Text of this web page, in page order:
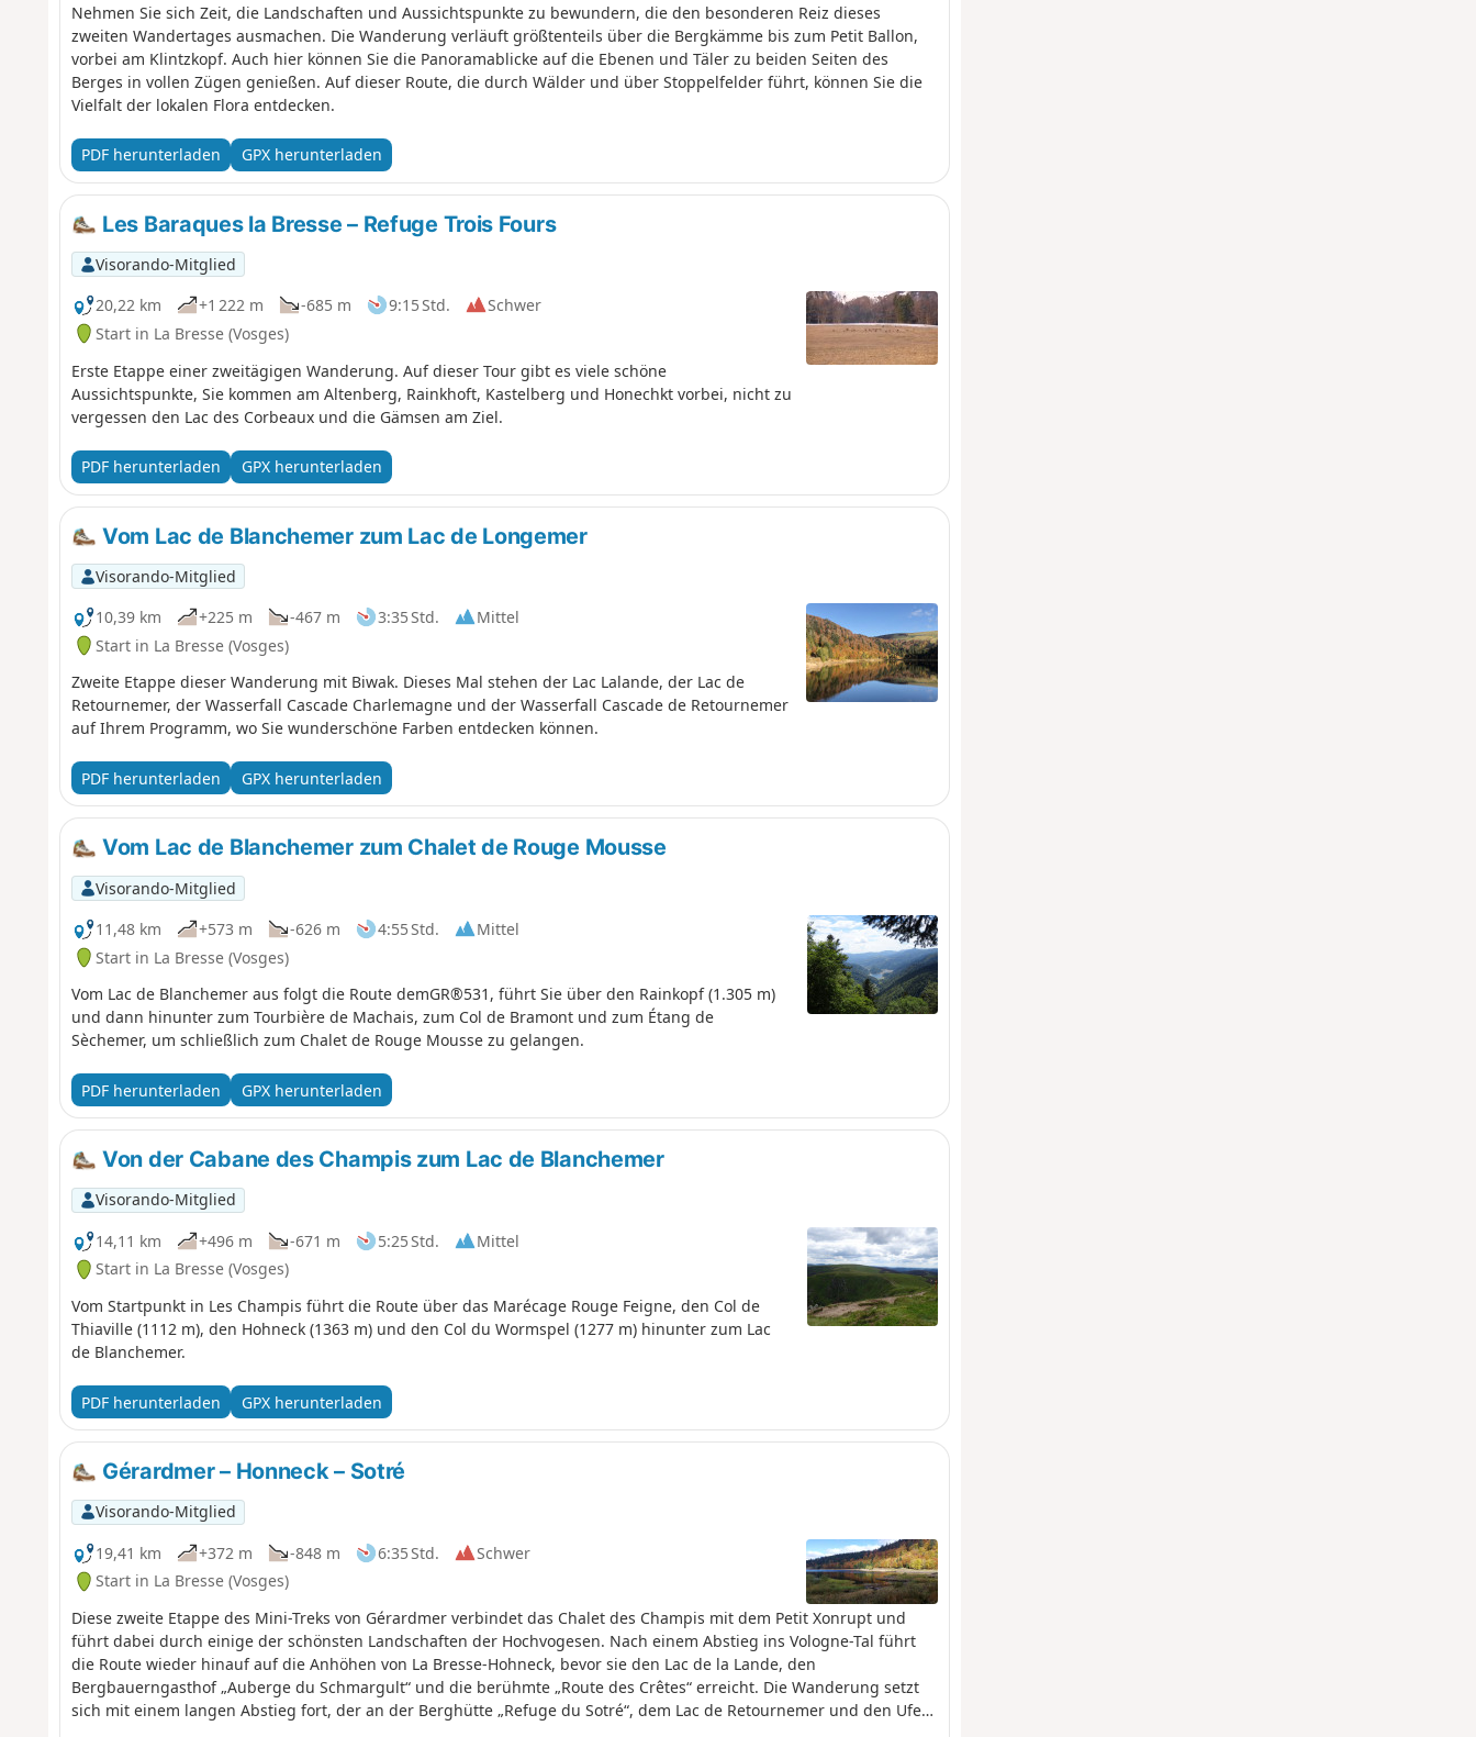
Nehmen Sie sich Zeit, die Landschaften und Aussichtspunkte zu bewundern, die den besonderen Reiz dieses
zweiten Wandertages ausmachen. Die Wanderung verläuft größtenteils über die Bergkämme bis zum Petit Ballon,
vorbei am Klintzkopf. Auch hier können Sie die Panoramablicke auf die Ebenen und Täler zu beiden Seiten des
Berges in vollen Zügen genießen. Auf dieser Route, die durch Wälder und über Stoppelfelder führt, können Sie die
Vielfalt der lokalen Flora entdecken.
PDF herunterladen GPX herunterladen
Les Baraques la Bresse – Refuge Trois Fours
Visorando-Mitglied
20,22 km
+1 222 m -685 m 9:15 Std.
Schwer
Start in La Bresse (Vosges)
Erste Etappe einer zweitägigen Wanderung. Auf dieser Tour gibt es viele schöne
Aussichtspunkte, Sie kommen am Altenberg, Rainkhoft, Kastelberg und Honechkt vorbei, nicht zu
vergessen den Lac des Corbeaux und die Gämsen am Ziel.
PDF herunterladen GPX herunterladen
Vom Lac de Blanchemer zum Lac de Longemer
Visorando-Mitglied
10,39 km
+225 m -467 m 3:35 Std.
Mittel
Start in La Bresse (Vosges)
Zweite Etappe dieser Wanderung mit Biwak. Dieses Mal stehen der Lac Lalande, der Lac de
Retournemer, der Wasserfall Cascade Charlemagne und der Wasserfall Cascade de Retournemer
auf Ihrem Programm, wo Sie wunderschöne Farben entdecken können.
PDF herunterladen GPX herunterladen
Vom Lac de Blanchemer zum Chalet de Rouge Mousse
Visorando-Mitglied
11,48 km
+573 m -626 m 4:55 Std.
Mittel
Start in La Bresse (Vosges)
Vom Lac de Blanchemer aus folgt die Route demGR®531, führt Sie über den Rainkopf (1.305 m)
und dann hinunter zum Tourbière de Machais, zum Col de Bramont und zum Étang de
Sèchemer, um schließlich zum Chalet de Rouge Mousse zu gelangen.
PDF herunterladen GPX herunterladen
Von der Cabane des Champis zum Lac de Blanchemer
Visorando-Mitglied
14,11 km
+496 m -671 m 5:25 Std.
Mittel
Start in La Bresse (Vosges)
Vom Startpunkt in Les Champis führt die Route über das Marécage Rouge Feigne, den Col de
Thiaville (1112 m), den Hohneck (1363 m) und den Col du Wormspel (1277 m) hinunter zum Lac
de Blanchemer.
PDF herunterladen GPX herunterladen
Gérardmer – Honneck – Sotré
Visorando-Mitglied
19,41 km
+372 m -848 m 6:35 Std.
Schwer
Start in La Bresse (Vosges)
Diese zweite Etappe des Mini-Treks von Gérardmer verbindet das Chalet des Champis mit dem Petit Xonrupt und
führt dabei durch einige der schönsten Landschaften der Hochvogesen. Nach einem Abstieg ins Vologne-Tal führt
die Route wieder hinauf auf die Anhöhen von La Bresse-Hohneck, bevor sie den Lac de la Lande, den
Bergbauerngasthof „Auberge du Schmargult“ und die berühmte „Route des Crêtes“ erreicht. Die Wanderung setzt
sich mit einem langen Abstieg fort, der an der Berghütte „Refuge du Sotré“, dem Lac de Retournemer und den Ufern